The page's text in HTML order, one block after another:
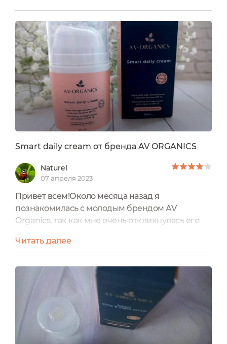
итоге, в марте я все же определилась с
отношением к этому крему и поняла, что пора
поставить точку в его месте в своем уходе за
лицом.Моя кожа жирная по типу. Летом очень
жирная, зимой и в период...
Smart daily cream от бренда AV ORGANICS
Naturel
07 апреля 2023
Привет всем!Около месяца назад я
познакомилась с молодым брендом AV
Organics, так как мне очень откликнулась его
направлена на поддержание естественной
красоты именно за счет терапевтического
ухода.Нам важно, чтобы наша продукция не
только помогала Вам в уходе за собой, но и не
наносила вреда окружающей среде! Откройте
для себя сбалансированный мир красоты и
здоровья...
Читать далее